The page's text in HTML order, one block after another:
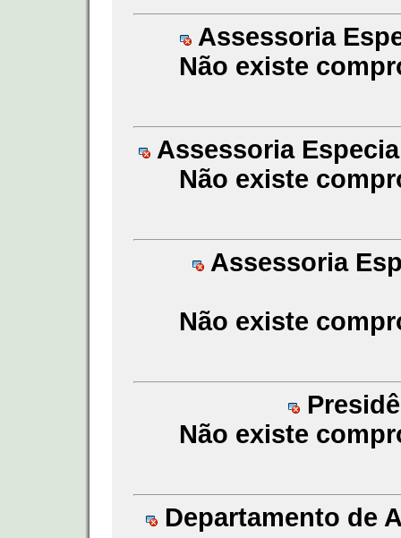
Assessoria
Não existe
Assessoria
Não existe
Assessoria
Não existe
Não existe
Departamento de